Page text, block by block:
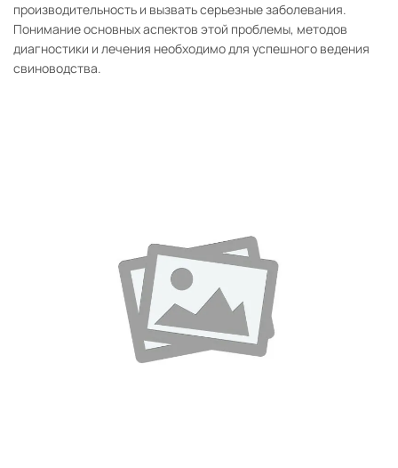
производительность и вызвать серьезные заболевания.
Понимание основных аспектов этой проблемы, методов
диагностики и лечения необходимо для успешного ведения
свиноводства.